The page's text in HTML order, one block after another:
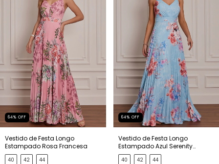
64% OFF
Vestido de Festa Longo
Estampado Rosa Francesa
40 42 44
64% OFF
Vestido de Festa Longo
Estampado Azul Serenity
Francesa
40 42 44